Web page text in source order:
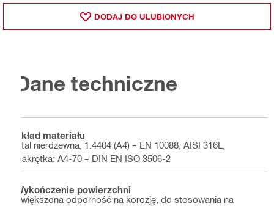
DODAJ DO ULUBIONYCH
Dane techniczne
Skład materiału
Stal nierdzewna, 1.4404 (A4) – EN 10088, AISI 316L,
Nakrętka: A4-70 – DIN EN ISO 3506-2
Wykończenie powierzchni
Zwiększona odporność na korozję, do stosowania na